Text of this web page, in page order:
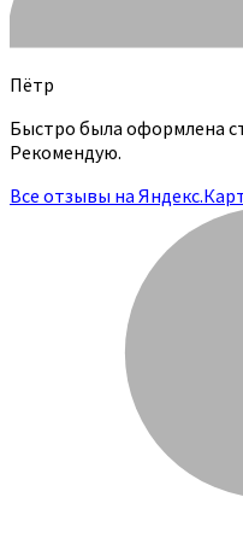
Пётр
Быстро была оформлена
Рекомендую.
Все отзывы на